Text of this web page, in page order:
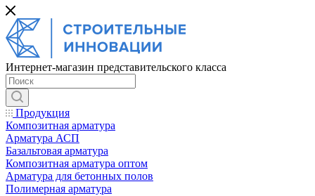
Интернет-магазин представительского класса
Продукция
Композитная арматура
Арматура АСП
Базальтовая арматура
Композитная арматура оптом
Арматура для бетонных полов
Полимерная арматура